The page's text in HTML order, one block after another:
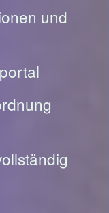
und